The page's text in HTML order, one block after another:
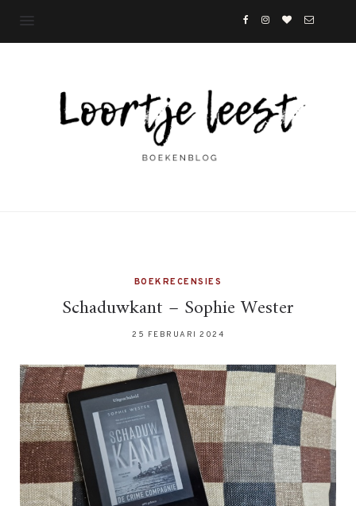
BOEKRECENSIES
Schaduwkant – Sophie Wester
25 FEBRUARI 2024